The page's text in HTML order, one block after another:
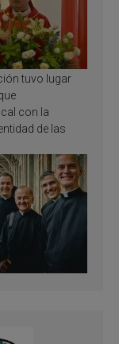
tuvo lugar
con la
de las